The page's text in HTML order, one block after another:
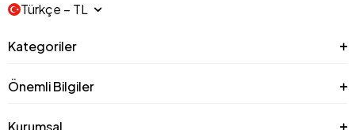
Türkçe − TL
Kategoriler
Önemli Bilgiler